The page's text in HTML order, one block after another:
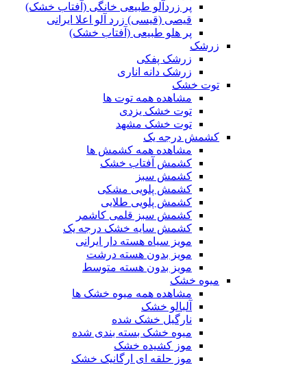
پر زردآلو طبیعی خانگی (آفتاب خشک)
قیصی (قیسی) زرد آلو اعلا ایرانی
پر هلو طبیعی (آفتاب خشک)
زرشک
زرشک پفکی
زرشک دانه اناری
توت خشک
مشاهده همه توت ها
توت خشک یزدی
توت خشک مشهد
کشمش درجه یک
مشاهده همه کشمش ها
کشمش آفتاب خشک
کشمش سبز
کشمش پلویی مشکی
کشمش پلویی طلایی
کشمش سبز قلمی کاشمر
کشمش سایه خشک درجه یک
مویز سیاه هسته دار ایرانی
مویز بدون هسته درشت
مویز بدون هسته متوسط
میوه خشک
مشاهده همه میوه خشک ها
آلبالو خشک
نارگیل خشک شده
میوه خشک بسته بندی شده
موز کشیده خشک
موز حلقه ای ارگانیک خشک